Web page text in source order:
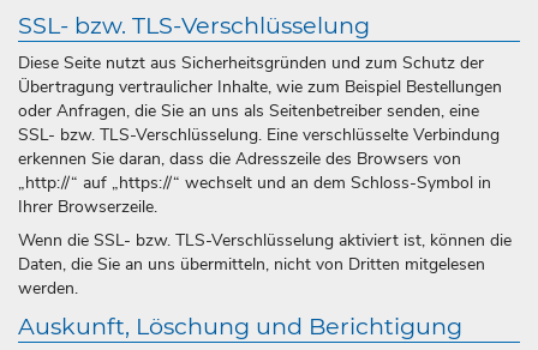
SSL- bzw. TLS-Verschlüsselung
Diese Seite nutzt aus Sicherheitsgründen und zum Schutz der
Übertragung vertraulicher Inhalte, wie zum Beispiel Bestellungen
oder Anfragen, die Sie an uns als Seitenbetreiber senden, eine
SSL- bzw. TLS-Verschlüsselung. Eine verschlüsselte Verbindung
erkennen Sie daran, dass die Adresszeile des Browsers von
„http://“ auf „https://“ wechselt und an dem Schloss-Symbol in
Ihrer Browserzeile.
Wenn die SSL- bzw. TLS-Verschlüsselung aktiviert ist, können die
Daten, die Sie an uns übermitteln, nicht von Dritten mitgelesen
werden.
Auskunft, Löschung und Berichtigung